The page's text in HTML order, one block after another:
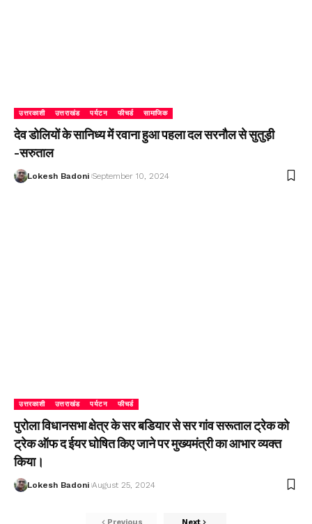
उत्तरकाशी उत्तराखंड पर्यटन फीचर्ड सामाजिक
देव डोलियों के सानिध्य में रवाना हुआ पहला दल सरनौल से सुतुड़ी
-सरुताल
Lokesh Badoni September 10, 2024
उत्तरकाशी उत्तराखंड पर्यटन फीचर्ड
पुरोला विधानसभा क्षेत्र के सर बडियार से सर गांव सरूताल ट्रेक को
ट्रेक ऑफ द ईयर घोषित किए जाने पर मुख्यमंत्री का आभार व्यक्त
किया।
Lokesh Badoni August 25, 2024